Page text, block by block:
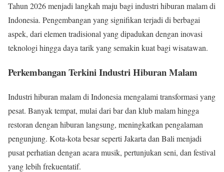
Tahun 2026 menjadi langkah maju bagi industri hiburan malam di
Indonesia. Pengembangan yang signifikan terjadi di berbagai
aspek, dari elemen tradisional yang dipadukan dengan inovasi
teknologi hingga daya tarik yang semakin kuat bagi wisatawan.
Perkembangan Terkini Industri Hiburan Malam
Industri hiburan malam di Indonesia mengalami transformasi yang
pesat. Banyak tempat, mulai dari bar dan klub malam hingga
restoran dengan hiburan langsung, meningkatkan pengalaman
pengunjung. Kota-kota besar seperti Jakarta dan Bali menjadi
pusat perhatian dengan acara musik, pertunjukan seni, dan festival
yang lebih frekuentatif.